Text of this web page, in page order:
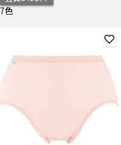
7色